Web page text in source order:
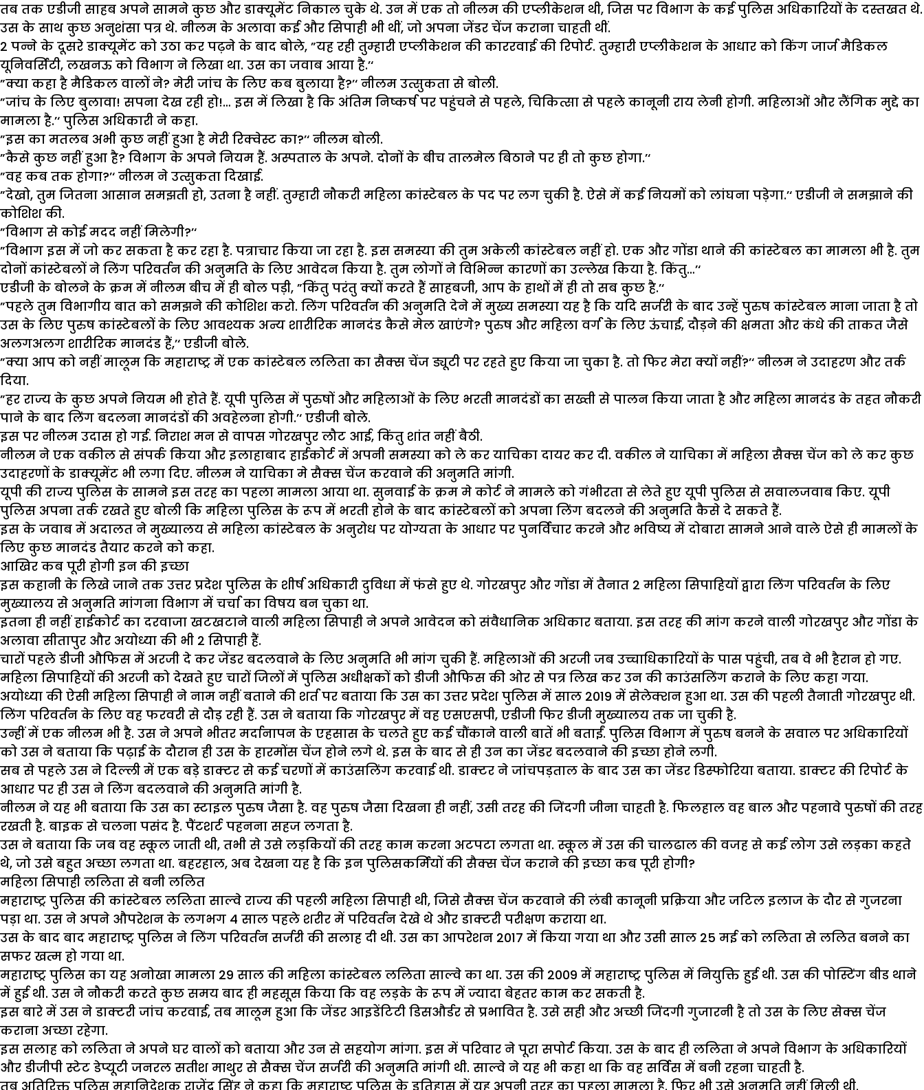
तब तक एडीजी साहब अपने सामने कुछ और डाक्यूमेंट निकाल चुके थे. उन में एक तो नीलम की एप्लीकेशन थी, जिस पर विभाग के कई पुलिस अधिकारियों के दस्तखत थे.
उस के साथ कुछ अनुशंसा पत्र थे. नीलम के अलावा कई और सिपाही भी थीं, जो अपना जेंडर चेंज कराना चाहती थीं.
2 पन्ने के दूसरे डाक्यूमेंट को उठा कर पढ़ने के बाद बोले, ”यह रही तुम्हारी एप्लीकेशन की काररवाई की रिपोर्ट. तुम्हारी एप्लीकेशन के आधार को किंग जार्ज मैडिकल
यूनिवर्सिटी, लखनऊ को विभाग ने लिखा था. उस का जवाब आया है.’‘
”क्या कहा है मैडिकल वालों ने? मेरी जांच के लिए कब बुलाया है?’‘ नीलम उत्सुकता से बोली.
”जांच के लिए बुलावा! सपना देख रही हो!… इस में लिखा है कि अंतिम निष्कर्ष पर पहुंचने से पहले, चिकित्सा से पहले कानूनी राय लेनी होगी. महिलाओं और लैंगिक मुद्दे का
मामला है.’‘ पुलिस अधिकारी ने कहा.
”इस का मतलब अभी कुछ नहीं हुआ है मेरी रिक्वेस्ट का?’‘ नीलम बोली.
”कैसे कुछ नहीं हुआ है? विभाग के अपने नियम हैं. अस्पताल के अपने. दोनों के बीच तालमेल बिठाने पर ही तो कुछ होगा.’‘
”वह कब तक होगा?’‘ नीलम ने उत्सुकता दिखाई.
”देखो, तुम जितना आसान समझती हो, उतना है नहीं. तुम्हारी नौकरी महिला कांस्टेबल के पद पर लग चुकी है. ऐसे में कई नियमों को लांघना पड़ेगा.’‘ एडीजी ने समझाने की
कोशिश की.
”विभाग से कोई मदद नहीं मिलेगी?’‘
”विभाग इस में जो कर सकता है कर रहा है. पत्राचार किया जा रहा है. इस समस्या की तुम अकेली कांस्टेबल नहीं हो. एक और गोंडा थाने की कांस्टेबल का मामला भी है. तुम
दोनों कांस्टेबलों ने लिंग परिवर्तन की अनुमति के लिए आवेदन किया है. तुम लोगों ने विभिन्न कारणों का उल्लेख किया है. किंतु…’‘
एडीजी के बोलने के क्रम में नीलम बीच में ही बोल पड़ी, ”किंतु परंतु क्यों करते हैं साहबजी, आप के हाथों में ही तो सब कुछ है.’‘
”पहले तुम विभागीय बात को समझने की कोशिश करो. लिंग परिवर्तन की अनुमति देने में मुख्य समस्या यह है कि यदि सर्जरी के बाद उन्हें पुरुष कांस्टेबल माना जाता है तो
उस के लिए पुरुष कांस्टेबलों के लिए आवश्यक अन्य शारीरिक मानदंड कैसे मेल खाएंगे? पुरुष और महिला वर्ग के लिए ऊंचाई, दौड़ने की क्षमता और कंधे की ताकत जैसे
अलगअलग शारीरिक मानदंड हैं,’‘ एडीजी बोले.
”क्या आप को नहीं मालूम कि महाराष्ट्र में एक कांस्टेबल ललिता का सैक्स चेंज ड्यूटी पर रहते हुए किया जा चुका है. तो फिर मेरा क्यों नहीं?’‘ नीलम ने उदाहरण और तर्क
दिया.
”हर राज्य के कुछ अपने नियम भी होते हैं. यूपी पुलिस में पुरुषों और महिलाओं के लिए भरती मानदंडों का सख्ती से पालन किया जाता है और महिला मानदंड के तहत नौकरी
पाने के बाद लिंग बदलना मानदंडों की अवहेलना होगी.’‘ एडीजी बोले.
इस पर नीलम उदास हो गई. निराश मन से वापस गोरखपुर लौट आई, किंतु शांत नहीं बैठी.
नीलम ने एक वकील से संपर्क किया और इलाहाबाद हाईकोर्ट में अपनी समस्या को ले कर याचिका दायर कर दी. वकील ने याचिका में महिला सैक्स चेंज को ले कर कुछ
उदाहरणों के डाक्यूमेंट भी लगा दिए. नीलम ने याचिका मे सैक्स चेंज करवाने की अनुमति मांगी.
यूपी की राज्य पुलिस के सामने इस तरह का पहला मामला आया था. सुनवाई के क्रम मे कोर्ट ने मामले को गंभीरता से लेते हुए यूपी पुलिस से सवालजवाब किए. यूपी
पुलिस अपना तर्क रखते हुए बोली कि महिला पुलिस के रूप में भरती होने के बाद कांस्टेबलों को अपना लिंग बदलने की अनुमति कैसे दे सकते हैं.
इस के जवाब में अदालत ने मुख्यालय से महिला कांस्टेबल के अनुरोध पर योग्यता के आधार पर पुनर्विचार करने और भविष्य में दोबारा सामने आने वाले ऐसे ही मामलों के
लिए कुछ मानदंड तैयार करने को कहा.
आखिर कब पूरी होगी इन की इच्छा
इस कहानी के लिखे जाने तक उत्तर प्रदेश पुलिस के शीर्ष अधिकारी दुविधा में फंसे हुए थे. गोरखपुर और गोंडा में तैनात 2 महिला सिपाहियों द्वारा लिंग परिवर्तन के लिए
मुख्यालय से अनुमति मांगना विभाग में चर्चा का विषय बन चुका था.
इतना ही नहीं हाईकोर्ट का दरवाजा खटखटाने वाली महिला सिपाही ने अपने आवेदन को संवैधानिक अधिकार बताया. इस तरह की मांग करने वाली गोरखपुर और गोंडा के
अलावा सीतापुर और अयोध्या की भी 2 सिपाही हैं.
चारों पहले डीजी औफिस में अरजी दे कर जेंडर बदलवाने के लिए अनुमति भी मांग चुकी हैं. महिलाओं की अरजी जब उच्चाधिकारियों के पास पहुंची, तब वे भी हैरान हो गए.
महिला सिपाहियों की अरजी को देखते हुए चारों जिलों में पुलिस अधीक्षकों को डीजी औफिस की ओर से पत्र लिख कर उन की काउंसलिंग कराने के लिए कहा गया.
अयोध्या की ऐसी महिला सिपाही ने नाम नहीं बताने की शर्त पर बताया कि उस का उत्तर प्रदेश पुलिस में साल 2019 में सेलेक्शन हुआ था. उस की पहली तैनाती गोरखपुर थी.
लिंग परिवर्तन के लिए वह फरवरी से दौड़ रही हैं. उस ने बताया कि गोरखपुर में वह एसएसपी, एडीजी फिर डीजी मुख्यालय तक जा चुकी है.
उन्हीं में एक नीलम भी है. उस ने अपने भीतर मर्दानापन के एहसास के चलते हुए कई चौंकाने वाली बातें भी बताईं. पुलिस विभाग में पुरुष बनने के सवाल पर अधिकारियों
को उस ने बताया कि पढ़ाई के दौरान ही उस के हारमोंस चेंज होने लगे थे. इस के बाद से ही उन का जेंडर बदलवाने की इच्छा होने लगी.
सब से पहले उस ने दिल्ली में एक बड़े डाक्टर से कई चरणों में काउंसलिंग करवाई थी. डाक्टर ने जांचपड़ताल के बाद उस का जेंडर डिस्फोरिया बताया. डाक्टर की रिपोर्ट के
आधार पर ही उस ने लिंग बदलवाने की अनुमति मांगी है.
नीलम ने यह भी बताया कि उस का स्टाइल पुरुष जैसा है. वह पुरुष जैसा दिखना ही नहीं, उसी तरह की जिंदगी जीना चाहती है. फिलहाल वह बाल और पहनावे पुरुषों की तरह
रखती है. बाइक से चलना पसंद है. पैंटशर्ट पहनना सहज लगता है.
उस ने बताया कि जब वह स्कूल जाती थी, तभी से उसे लड़कियों की तरह काम करना अटपटा लगता था. स्कूल में उस की चालढाल की वजह से कई लोग उसे लड़का कहते
थे, जो उसे बहुत अच्छा लगता था. बहरहाल, अब देखना यह है कि इन पुलिसकर्मियों की सैक्स चेंज कराने की इच्छा कब पूरी होगी?
महिला सिपाही ललिता से बनी ललित
महाराष्ट्र पुलिस की कांस्टेबल ललिता साल्वे राज्य की पहली महिला सिपाही थी, जिसे सैक्स चेंज करवाने की लंबी कानूनी प्रक्रिया और जटिल इलाज के दौर से गुजरना
पड़ा था. उस ने अपने औपरेशन के लगभग 4 साल पहले शरीर में परिवर्तन देखे थे और डाक्टरी परीक्षण कराया था.
उस के बाद बाद महाराष्ट्र पुलिस ने लिंग परिवर्तन सर्जरी की सलाह दी थी. उस का आपरेशन 2017 में किया गया था और उसी साल 25 मई को ललिता से ललित बनने का
सफर खत्म हो गया था.
महाराष्ट्र पुलिस का यह अनोखा मामला 29 साल की महिला कांस्टेबल ललिता साल्वे का था. उस की 2009 में महाराष्ट्र पुलिस में नियुक्ति हुई थी. उस की पोस्टिंग बीड थाने
में हुई थी. उस ने नौकरी करते कुछ समय बाद ही महसूस किया कि वह लड़के के रूप में ज्यादा बेहतर काम कर सकती है.
इस बारे में उस ने डाक्टरी जांच करवाई, तब मालूम हुआ कि जेंडर आइडेंटिटी डिसऔर्डर से प्रभावित है. उसे सही और अच्छी जिंदगी गुजारनी है तो उस के लिए सेक्स चेंज
कराना अच्छा रहेगा.
इस सलाह को ललिता ने अपने घर वालों को बताया और उन से सहयोग मांगा. इस में परिवार ने पूरा सपोर्ट किया. उस के बाद ही ललिता ने अपने विभाग के अधिकारियों
और डीजीपी स्टेट डेप्यूटी जनरल सतीश माथुर से सैक्स चेंज सर्जरी की अनुमति मांगी थी. साल्वे ने यह भी कहा था कि वह सर्विस में बनी रहना चाहती है.
तब अतिरिक्त पुलिस महानिदेशक राजेंद्र सिंह ने कहा कि महाराष्ट्र पुलिस के इतिहास में यह अपनी तरह का पहला मामला है. फिर भी उसे अनुमति नहीं मिली थी.